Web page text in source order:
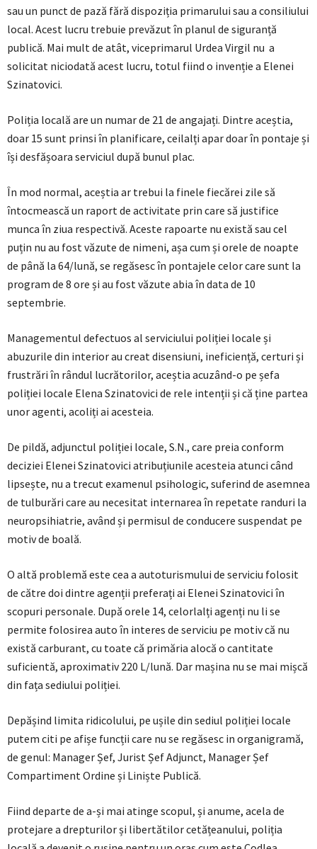
sau un punct de pază fără dispoziția primarului sau a consiliului
local. Acest lucru trebuie prevăzut în planul de siguranță
publică. Mai mult de atât, viceprimarul Urdea Virgil nu a
solicitat niciodată acest lucru, totul fiind o invenție a Elenei
Szinatovici.
Poliția locală are un numar de 21 de angajați. Dintre aceștia,
doar 15 sunt prinsi în planificare, ceilalți apar doar în pontaje și
își desfășoara serviciul după bunul plac.
În mod normal, aceștia ar trebui la finele fiecărei zile să
întocmească un raport de activitate prin care să justifice
munca în ziua respectivă. Aceste rapoarte nu există sau cel
puțin nu au fost văzute de nimeni, așa cum și orele de noapte
de până la 64/lună, se regăsesc în pontajele celor care sunt la
program de 8 ore și au fost văzute abia în data de 10
septembrie.
Managementul defectuos al serviciului poliției locale și
abuzurile din interior au creat disensiuni, ineficiență, certuri și
frustrări în rândul lucrătorilor, aceștia acuzând-o pe șefa
poliției locale Elena Szinatovici de rele intenții și că ține partea
unor agenti, acoliți ai acesteia.
De pildă, adjunctul poliției locale, S.N., care preia conform
deciziei Elenei Szinatovici atribuțiunile acesteia atunci când
lipsește, nu a trecut examenul psihologic, suferind de asemnea
de tulburări care au necesitat internarea în repetate randuri la
neuropsihiatrie, având și permisul de conducere suspendat pe
motiv de boală.
O altă problemă este cea a autoturismului de serviciu folosit
de către doi dintre agenții preferați ai Elenei Szinatovici în
scopuri personale. După orele 14, celorlalți agenți nu li se
permite folosirea auto în interes de serviciu pe motiv că nu
există carburant, cu toate că primăria alocă o cantitate
suficientă, aproximativ 220 L/lună. Dar mașina nu se mai mișcă
din fața sediului poliției.
Depășind limita ridicolului, pe ușile din sediul poliției locale
putem citi pe afișe funcții care nu se regăsesc in organigramă,
de genul: Manager Șef, Jurist Șef Adjunct, Manager Șef
Compartiment Ordine și Liniște Publică.
Fiind departe de a-și mai atinge scopul, și anume, acela de
protejare a drepturilor și libertătilor cetățeanului, poliția